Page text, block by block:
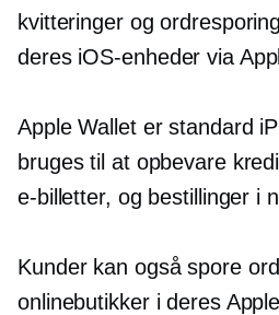
kvitteringer og
deres iOS-enheder via
Apple Wallet er standard
bruges til at opbevare
e-billetter, og bestillinger i
Kunder kan også spore
onlinebutikker i deres